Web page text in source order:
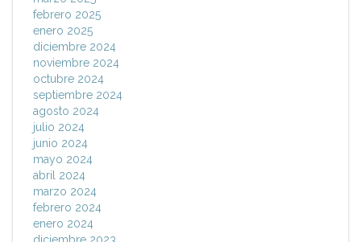
febrero 2025
enero 2025
diciembre 2024
noviembre 2024
octubre 2024
septiembre 2024
agosto 2024
julio 2024
junio 2024
mayo 2024
abril 2024
marzo 2024
febrero 2024
enero 2024